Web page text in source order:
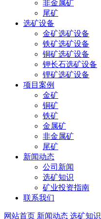
非金属矿
尾矿
选矿设备
金矿选矿设备
铁矿选矿设备
铜矿选矿设备
钾长石选矿设备
锂矿选矿设备
项目案例
金矿
铜矿
铁矿
金属矿
非金属矿
尾矿
新闻动态
公司新闻
选矿知识
矿业投资指南
联系我们
网站首页 新闻动态 选矿知识